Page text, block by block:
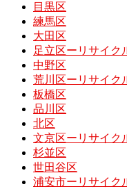
目黒区
練馬区
大田区
足立区ーリサイク
中野区
荒川区ーリサイク
板橋区
品川区
北区
文京区ーリサイク
杉並区
世田谷区
浦安市ーリサイク